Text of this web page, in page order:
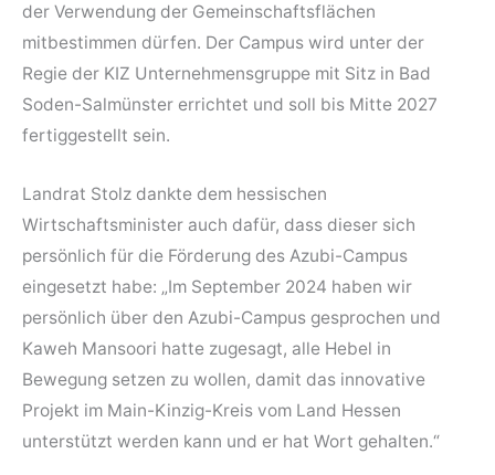
der Verwendung der Gemeinschaftsflächen
mitbestimmen dürfen. Der Campus wird unter der
Regie der KIZ Unternehmensgruppe mit Sitz in Bad
Soden-Salmünster errichtet und soll bis Mitte 2027
fertiggestellt sein.
Landrat Stolz dankte dem hessischen
Wirtschaftsminister auch dafür, dass dieser sich
persönlich für die Förderung des Azubi-Campus
eingesetzt habe: „Im September 2024 haben wir
persönlich über den Azubi-Campus gesprochen und
Kaweh Mansoori hatte zugesagt, alle Hebel in
Bewegung setzen zu wollen, damit das innovative
Projekt im Main-Kinzig-Kreis vom Land Hessen
unterstützt werden kann und er hat Wort gehalten.“